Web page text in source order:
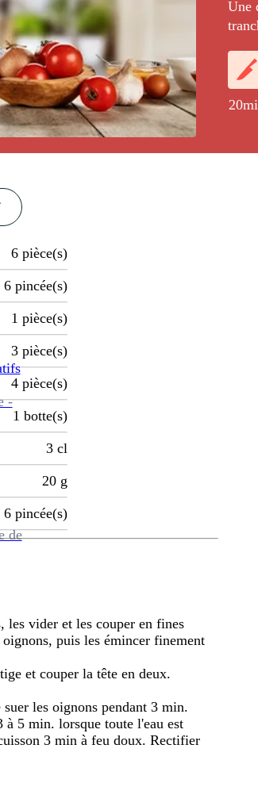
-
de
Une
6 pièce(s)
6 pincée(s)
1 pièce(s)
3 pièce(s)
4 pièce(s)
1 botte(s)
3 cl
20 g
6 pincée(s)
les vider et les couper en fines
puis les émincer finement
et couper la tête en deux.
les oignons pendant 3 min.
à 5 min. lorsque toute l'eau est
3 min à feu doux. Rectifier